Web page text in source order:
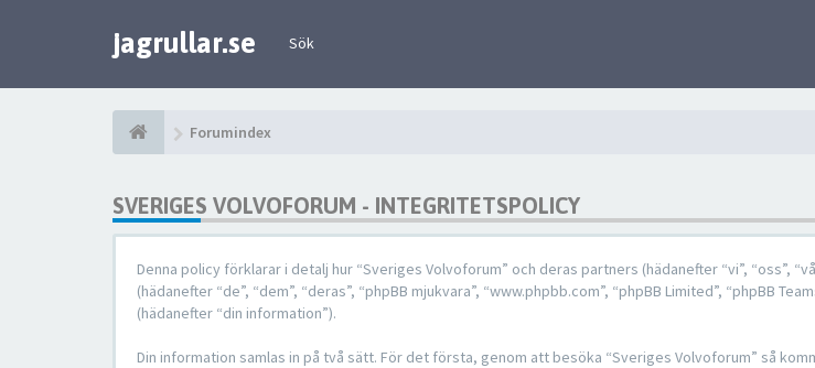
jagrullar.se Sök
Forumindex
SVERIGES VOLVOFORUM - INTEGRITETSPOLICY
Denna policy förklarar i detalj hur “Sveriges Volvoforum” och deras partners (hädanefter “vi”, “oss”,
(hädanefter “de”, “dem”, “deras”, “phpBB mjukvara”, “www.phpbb.com”, “phpBB Limited”, “phpBB
(hädanefter “din information”).
Din information samlas in på två sätt. För det första, genom att besöka “Sveriges Volvoforum” så